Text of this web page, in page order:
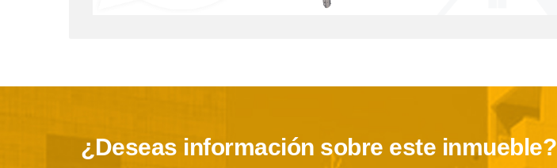
¿Deseas información sobre este inmueble?